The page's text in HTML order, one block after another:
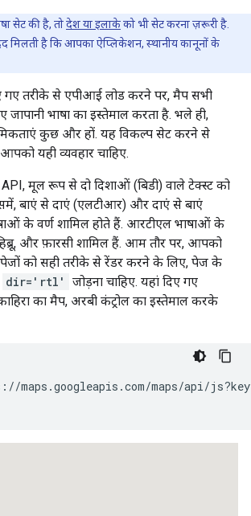
सेट की है, तोदेश या इलाकेको भी सेट करना ज़रूरी है.
मिलती है कि आपका ऐप्लिकेशन, स्थानीय कानूनों के
गए तरीके से एपीआई लोड करने पर, मैप सभी
भाषा का इस्तेमाल करता है. भले ही,
कुछ और हों. यह विकल्प सेट करने से
यही व्यवहार चाहिए.
मूल रूप से दो दिशाओं (बिडी) वाले टेक्स्ट को
बाएं से दाएं (एलटीआर) और दाएं से बाएं
के वर्ण शामिल होते हैं. आरटीएल भाषाओं के
और फ़ारसी शामिल हैं. आम तौर पर, आपको
को सही तरीके से रेंडर करने के लिए, पेज के
dir='rtl'
जोड़ना चाहिए. यहां दिए गए
का मैप, अरबी कंट्रोल का इस्तेमाल करके
maps.googleapis.com/maps/api/